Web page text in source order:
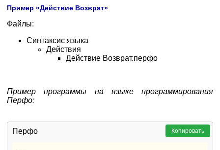
Пример «Действие Возврат»
Файлы:
Синтаксис языка
Действия
Действие Возврат.перфо
Пример программы на языке программирования
Перфо:
Перфо Копировать